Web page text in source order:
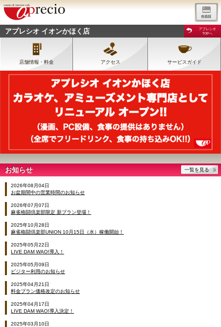
アプレシオ イオンかほく店
アプレシオ
TOPへ
店舗情報・料金 アクセス サービスガイド
お知らせ 一覧を見る
2026年08月04日
お盆期間中の営業時間のお知らせ
2026年07月07日
麻雀格闘倶楽部限定 新プラン登場！
2025年10月28日
麻雀格闘倶楽部UNION 10月15日（水）稼働開始！
2025年05月22日
LIVE DAM WAO!導入！
2025年05月09日
ビジター利用のお知らせ
2025年04月21日
料金プラン価格改定のお知らせ
2025年04月17日
LIVE DAM WAO!導入決定！
2025年03月10日